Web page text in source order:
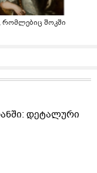
რომლებიც შოკში